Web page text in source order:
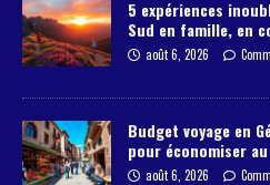
5 expériences
Sud en famille, en
août 6, 2026
Budget voyage en
pour économiser
août 6, 2026